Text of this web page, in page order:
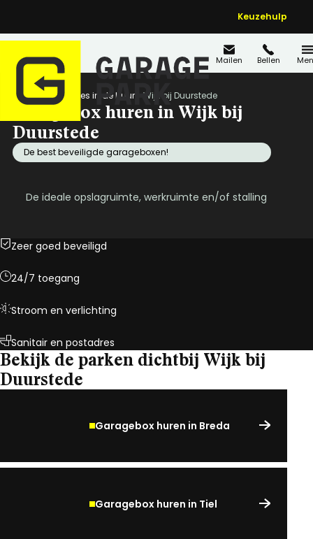
Keuzehulp
Mailen Bellen
Home Locaties in de buurt Wijk bij Duurstede
Garagebox huren in Wijk bij
Duurstede
De best beveiligde garageboxen!
De ideale opslagruimte, werkruimte en/of stalling
Zeer goed beveiligd
24/7 toegang
Stroom en verlichting
Sanitair en postadres
Bekijk de parken dichtbij Wijk bij
Duurstede
Garagebox huren in Breda
Garagebox huren in Tiel